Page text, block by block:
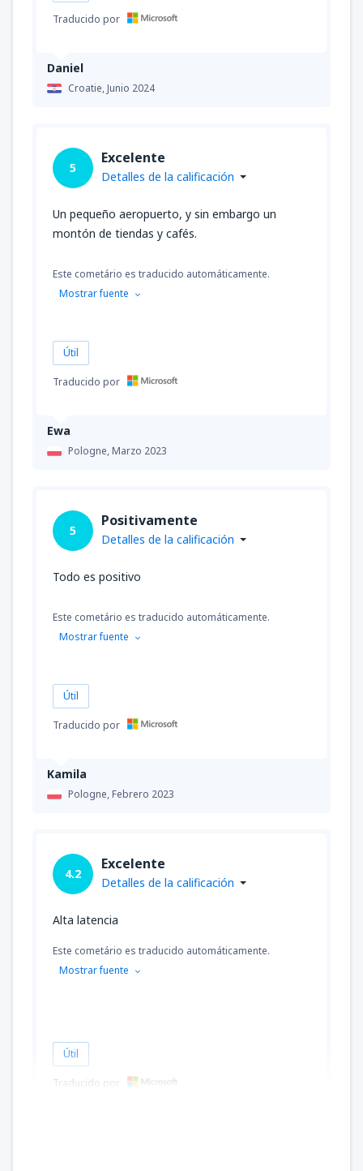
Daniel
Croatie,Junio 2024
Traducido por
Ewa
Pologne,Marzo 2023
5
Excelente
Detalles de la calificación
Un pequeño aeropuerto, y sin embargo un
montón de tiendas y cafés.
Este cometário es traducido automáticamente.
Mostrar fuente
Útil
Traducido por
Kamila
Pologne,Febrero 2023
5
Positivamente
Detalles de la calificación
Todo es positivo
Este cometário es traducido automáticamente.
Mostrar fuente
Útil
Traducido por
4.2
Excelente
Detalles de la calificación
Alta latencia
Este cometário es traducido automáticamente.
Mostrar fuente
Útil
Traducido por